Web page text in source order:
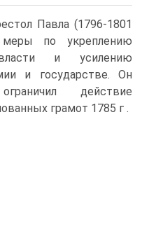
Павла (1796-1801
меры по укреплению
и усилению
и государстве. Он
действие
грамот 1785 г .